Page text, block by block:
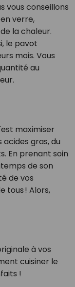
vous conseillons
verre,
la chaleur.
le pavot
mois. Vous
au
maximiser
gras, du
En prenant soin
de son
de vos
tous ! Alors,
à vos
cuisiner le
!